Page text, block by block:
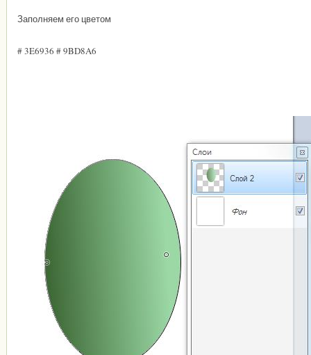
Заполняем его цветом
# 3E6936 # 9BD8A6